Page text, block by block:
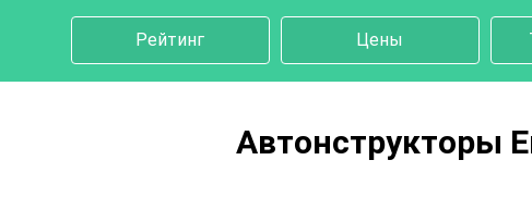
Рейтинг Цены
Автонструкторы